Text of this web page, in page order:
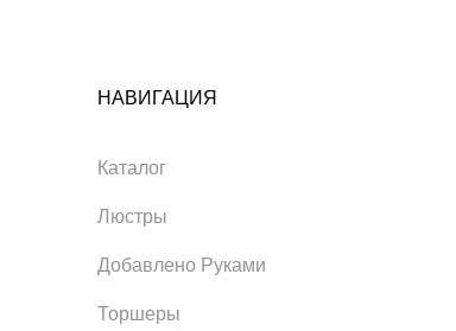
НАВИГАЦИЯ
Каталог
Люстры
Добавлено Руками
Торшеры